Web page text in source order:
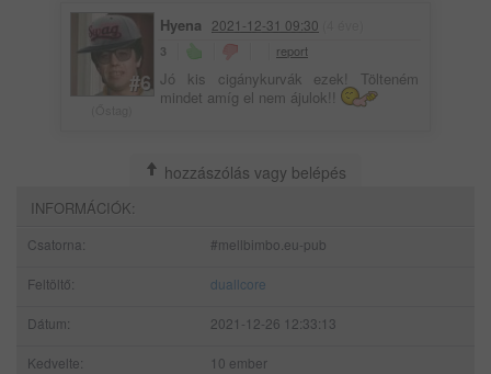
#6
Hyena 2021-12-31 09:30
3 report
Jó kis cigánykurvák ezek! Tölteném
mindet amíg el nem ájulok!!
hozzászólás vagy belépés
INFORMÁCIÓK:
Csatorna: #mellbimbo.eu-pub
Feltöltő: duallcore
Dátum: 2021-12-26 12:33:13
Kedvelte: 10 ember